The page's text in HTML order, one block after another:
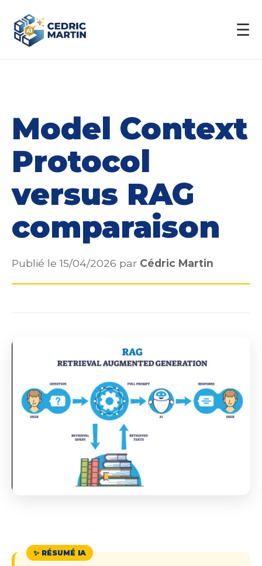
☰
Model Context
Protocol
versus RAG
comparaison
Publié le 15/04/2026 par Cédric Martin